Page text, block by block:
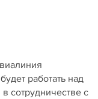
работать над
сотрудничестве с